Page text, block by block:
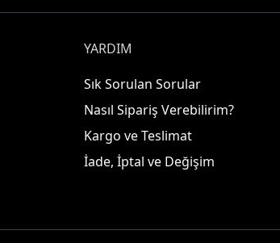
YARDIM
Sık Sorulan Sorular
Nasıl Sipariş Verebilirim?
Kargo ve Teslimat
İade, İptal ve Değişim